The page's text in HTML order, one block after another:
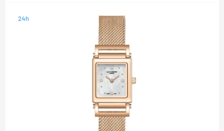
24h